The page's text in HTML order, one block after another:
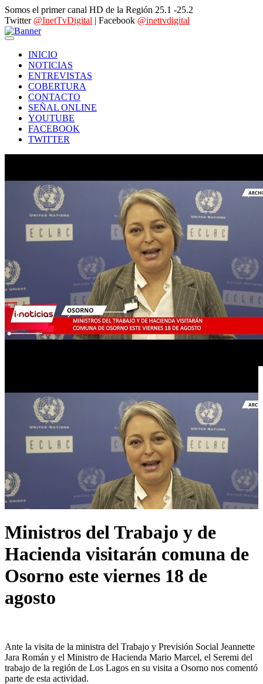
Somos el primer canal HD de la Región 25.1 -25.2
Twitter @InetTvDigital | Facebook @inettvdigital
INICIO
NOTICIAS
ENTREVISTAS
COBERTURA
CONTACTO
SEÑAL ONLINE
YOUTUBE
FACEBOOK
TWITTER
Ministros del Trabajo y de
Hacienda visitarán comuna de
Osorno este viernes 18 de
agosto
Ante la visita de la ministra del Trabajo y Previsión Social Jeannette
Jara Román y el Ministro de Hacienda Mario Marcel, el Seremi del
trabajo de la región de Los Lagos en su visita a Osorno nos comentó
parte de esta actividad.